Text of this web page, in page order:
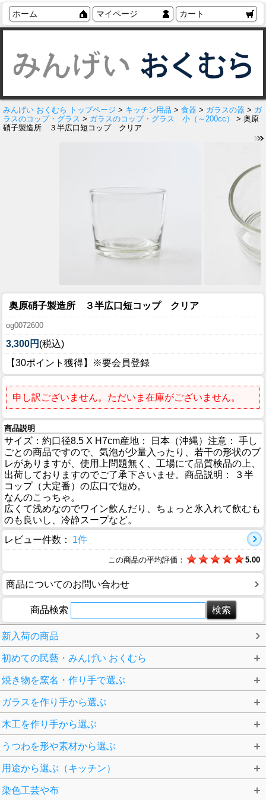
ホーム マイページ カート
みんげい おくむら トップページ > キッチン用品 > 食器 > ガラスの器 > ガ
ラスのコップ・グラス > ガラスのコップ・グラス 小（～200cc）
> 奥原
硝子製造所 ３半広口短コップ クリア
奥原硝子製造所 ３半広口短コップ クリア
og0072600
3,300円 (税込)
【30ポイント獲得】※要会員登録
申し訳ございません。ただいま在庫がございません。
商品説明
サイズ：約口径8.5 X H7cm産地： 日本（沖縄）注意： 手し
ごとの商品ですので、気泡が少量入ったり、若干の形状のブ
レがありますが、使用上問題無く、工場にて品質検品の上、
出荷しておりますのでご了承下さいませ。商品説明： ３半
コップ（大定番）の広口で短め。
なんのこっちゃ。
広くて浅めなのでワイン飲んだり、ちょっと氷入れて飲むも
のも良いし、冷静スープなど。
レビュー件数：
1件
この商品の平均評価： 5.00
商品についてのお問い合わせ
商品検索
新入荷の商品
初めての民藝・みんげい おくむら
焼き物を窯名・作り手で選ぶ
ガラスを作り手から選ぶ
木工を作り手から選ぶ
うつわを形や素材から選ぶ
用途から選ぶ（キッチン）
染色工芸や布